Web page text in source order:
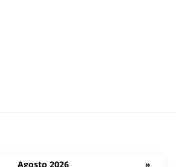
Agosto 2026
»